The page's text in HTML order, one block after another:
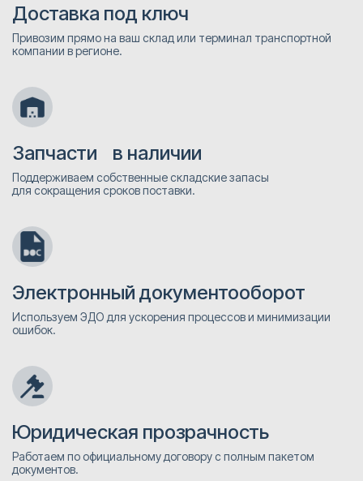
Доставка под ключ
Привозим прямо на ваш склад или терминал транспортной
компании в регионе.
Запчасти в наличии
Поддерживаем собственные складские запасы
для сокращения сроков поставки.
Электронный документооборот
Используем ЭДО для ускорения процессов и минимизации
ошибок.
Юридическая прозрачность
Работаем по официальному договору с полным пакетом
документов.